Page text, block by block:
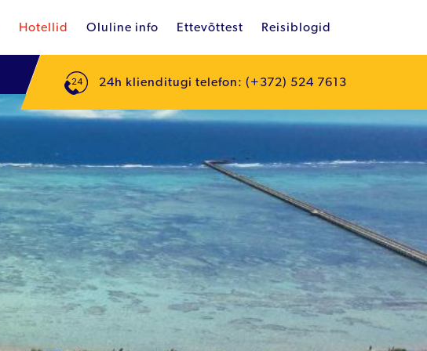
Hotellid Oluline info Ettevõttest Reisiblogid
24h klienditugi telefon: (+372) 524 7613